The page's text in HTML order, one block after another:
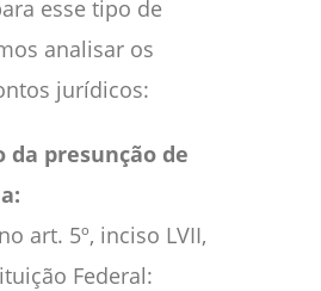
esse tipo de
analisar os
jurídicos:
da presunção de
art. 5º, inciso LVII,
Federal: